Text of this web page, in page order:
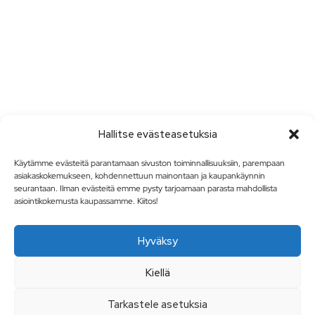
Hallitse evästeasetuksia
Käytämme evästeitä parantamaan sivuston toiminnallisuuksiin, parempaan
asiakaskokemukseen, kohdennettuun mainontaan ja kaupankäynnin
seurantaan. Ilman evästeitä emme pysty tarjoamaan parasta mahdollista
asiointikokemusta kaupassamme. Kiitos!
Hyväksy
Kiellä
Tarkastele asetuksia